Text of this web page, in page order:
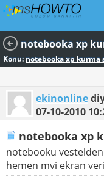
notebooka xp
Konu: notebooka xp kurma
ekinonline
07-10-2010
notebooka xp
notebooku
hemen mvi ekran